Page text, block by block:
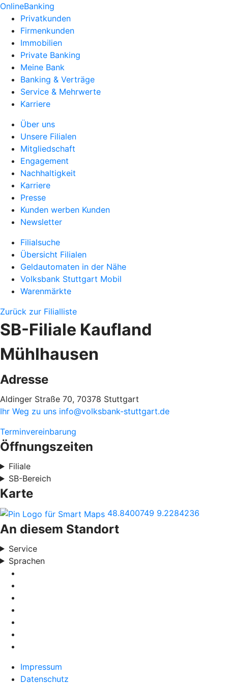
OnlineBanking
Privatkunden
Firmenkunden
Immobilien
Private Banking
Meine Bank
Banking & Verträge
Service & Mehrwerte
Karriere
Über uns
Unsere Filialen
Mitgliedschaft
Engagement
Nachhaltigkeit
Karriere
Presse
Kunden werben Kunden
Newsletter
Filialsuche
Übersicht Filialen
Geldautomaten in der Nähe
Volksbank Stuttgart Mobil
Warenmärkte
Zurück zur Filialliste
SB-Filiale Kaufland
Mühlhausen
Adresse
Aldinger Straße 70, 70378 Stuttgart
Ihr Weg zu uns info@volksbank-stuttgart.de
Terminvereinbarung
Öffnungszeiten
Filiale
SB-Bereich
Karte
48.8400749 9.2284236
An diesem Standort
Service
Sprachen
Impressum
Datenschutz